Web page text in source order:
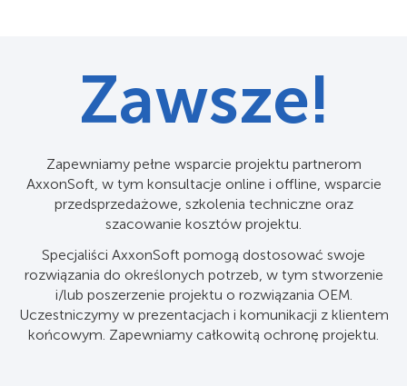
Zawsze!
Zapewniamy pełne wsparcie projektu partnerom
AxxonSoft, w tym konsultacje online i offline, wsparcie
przedsprzedażowe, szkolenia techniczne oraz
szacowanie kosztów projektu.
Specjaliści AxxonSoft pomogą dostosować swoje
rozwiązania do określonych potrzeb, w tym stworzenie
i/lub poszerzenie projektu o rozwiązania OEM.
Uczestniczymy w prezentacjach i komunikacji z klientem
końcowym. Zapewniamy całkowitą ochronę projektu.